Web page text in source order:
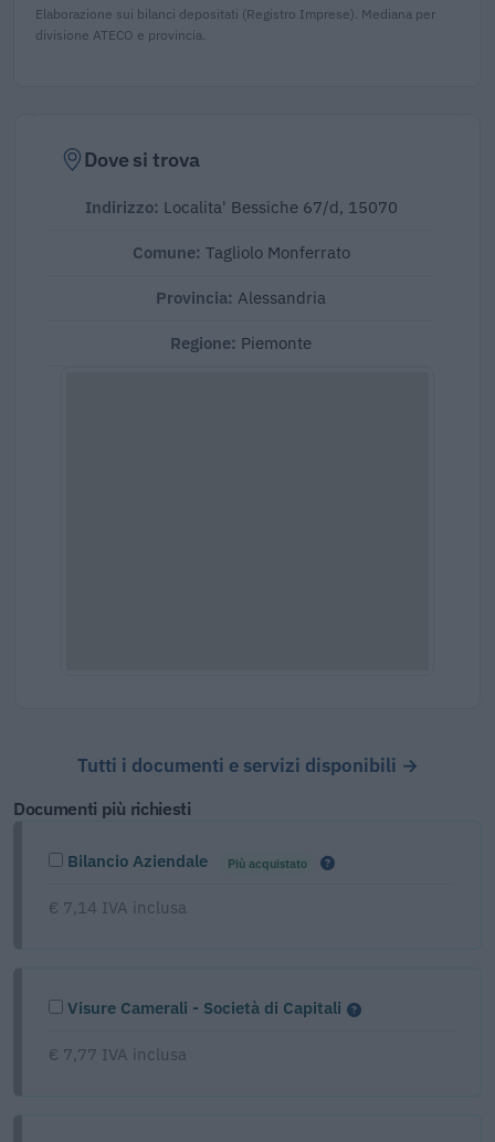
Elaborazione sui bilanci depositati (Registro Imprese). Mediana per
divisione ATECO e provincia.
Dove si trova
Indirizzo: Localita' Bessiche 67/d, 15070
Comune: Tagliolo Monferrato
Provincia: Alessandria
Regione: Piemonte
Tutti i documenti e servizi disponibili →
Documenti più richiesti
Bilancio Aziendale Più acquistato
€ 7,14 IVA inclusa
Visure Camerali - Società di Capitali
€ 7,77 IVA inclusa